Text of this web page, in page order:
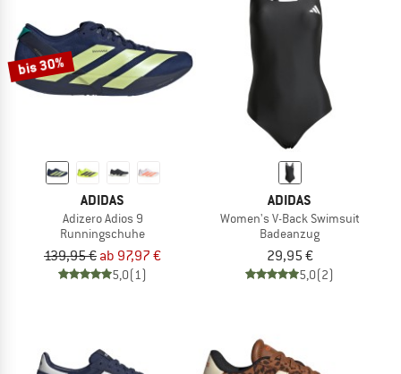
bis 30%
ADIDAS
Adizero Adios 9
Runningschuhe
139,95 € ab 97,97 €
5,0(1)
ADIDAS
Women's V-Back Swimsuit
Badeanzug
29,95 €
5,0(2)